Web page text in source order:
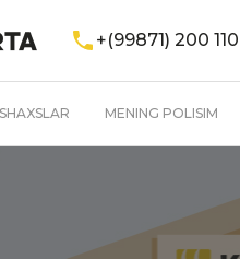
+(99871) 200
MENING POLISIM